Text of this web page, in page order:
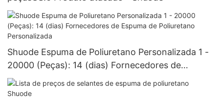
Shuode Espuma de Poliuretano Personalizada 1 -
20000 (Peças): 14 (dias) Fornecedores de
Espuma de Poliuretano Personalizada